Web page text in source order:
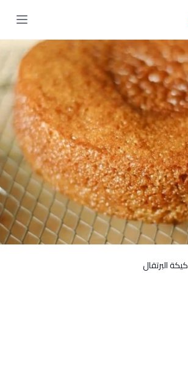
كيكة البرتقال